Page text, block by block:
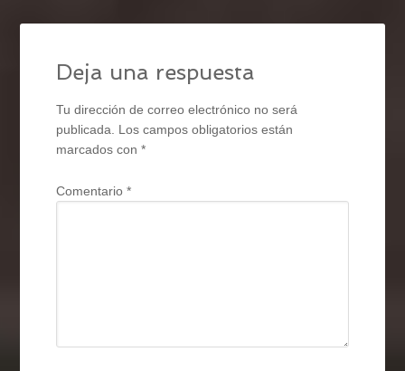
Deja una respuesta
Tu dirección de correo electrónico no será
publicada.
Los campos obligatorios están
marcados con*
Comentario*